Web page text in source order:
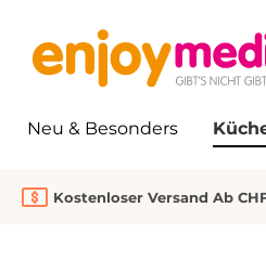
Neu & Besonders
Kostenloser Versand Ab